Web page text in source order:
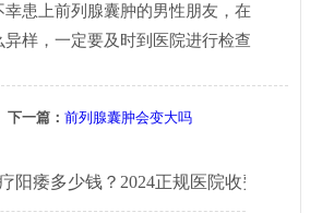
患上前列腺囊肿的男性朋友，在
样，一定要及时到医院进行检查
下一篇： 前列腺囊肿会变大吗
阳痿多少钱？2024正规医院收费明细公开